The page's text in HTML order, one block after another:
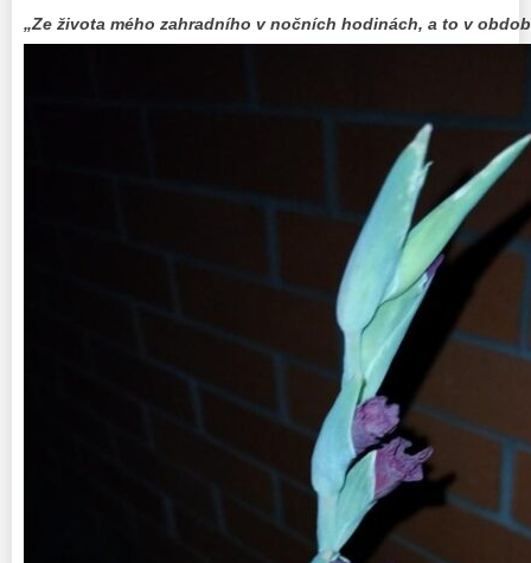
„Ze života mého zahradního v nočních hodinách, a to v